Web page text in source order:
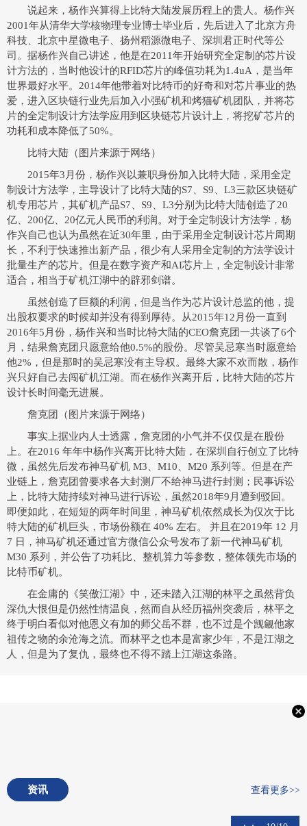
说起来，杨作兴算得上比特大陆发展历程上的贵人。杨作兴
2001年从清华大学核物理专业博士毕业后，先后进入了北京方舟
科技、北京中星微电子、扬州稻源微电子、深圳君正时代等公
司。据杨作兴自己讲述，他是在2011年开始研究全定制的芯片设
计方法的，当时他设计的RFID芯片的峰值功耗为1.4uA，是当年
世界最好水平。2014年他带着对比特币的好奇和对芯片事业的热
爱，进入区块链行业先后加入小强矿机和烤猫矿机团队，并将芯
片的全定制设计方法学应用到区块链芯片设计上，将挖矿芯片的
功耗和成本降低了50%。
比特大陆（图片来源于网络）
2015年3月份，杨作兴以兼职身份加入比特大陆，采用全定
制设计方法学，主导设计了比特大陆的S7、S9、L3三款区块链矿
机专用芯片，其矿机产品S7、S9、L3分别为比特大陆创造了20
亿、200亿、20亿元人民币的利润。对于全定制设计方法学，杨
作兴自己也认为虽然在近30年里，由于采用全定制设计芯片周期
长，不利于快速推出新产品，很少有人采用全定制的方法学设计
批量生产的芯片。但是在数字资产和AI芯片上，全定制设计非常
适合，相当于矿机江湖中的辟邪剑谱。
虽然创造了巨额的利润，但是当作为芯片设计总监的他，提
出股权要求的时候却并没有得到厚待。从2015年12月份一直到
2016年5月份，杨作兴和当时比特大陆的CEO詹克团一共谈了6个
月，结果詹克团只愿意给他0.5%的股份。尽管吴忌寒当时愿意给
他2%，但是那时的吴忌寒没有主导权。最终大家不欢而散，杨作
兴只好自己去闯矿机江湖。而在杨作兴离开后，比特大陆的芯片
设计长时间毫无进展。
詹克团（图片来源于网络）
事实上据业内人士透露，詹克团的小气并不仅仅是在股份
上。在2016 年年中杨作兴离开比特大陆，在深圳自行创立了比特
微，虽然先后发布神马矿机 M3、M10、M20 系列等。但是在产
业链上，詹克团曾要求各大封测厂不给神马进行封测；民事诉讼
上，比特大陆持续对神马进行诉讼，虽然2018年9月遭到驳回。
即便如此，在短短的两年时间里，神马矿机依然成长为仅次于比
特大陆的矿机巨头，市场份额在 40% 左右。 并且在2019年 12 月
7 日，神马矿机还通过官方微信公众号发布了新一代神马矿机
M30 系列，并公告了功耗比、整机算力等参数，整体领先市场的
比特币矿机。
在金庸的《笑傲江湖》中，还未踏入江湖的林平之虽然背负
深仇大恨但是仍然性情温良，然而自从经历福州突袭后，林平之
终于明白看似对他恩义有加的师父岳不群，也不过是个觊觎他家
祖传之物的余沧海之流。而林平之也本是富家少年，不是江湖之
人，但是为了复仇，最终也不得不踏上江湖这条路。
资讯 查看更多>>